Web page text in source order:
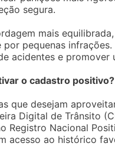
segura.
mais
pequenas
acidentes e
o cadastro positivo?
que desejam
Digital de Trânsito
Registro Nacional
acesso ao histórico